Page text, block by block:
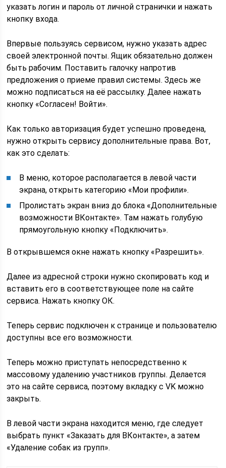
указать логин и пароль от личной странички и нажать
кнопку входа.
Впервые пользуясь сервисом, нужно указать адрес
своей электронной почты. Ящик обязательно должен
быть рабочим. Поставить галочку напротив
предложения о приеме правил системы. Здесь же
можно подписаться на её рассылку. Далее нажать
кнопку «Согласен! Войти».
Как только авторизация будет успешно проведена,
нужно открыть сервису дополнительные права. Вот,
как это сделать:
В меню, которое располагается в левой части
экрана, открыть категорию «Мои профили».
Пролистать экран вниз до блока «Дополнительные
возможности ВКонтакте». Там нажать голубую
прямоугольную кнопку «Подключить».
В открывшемся окне нажать кнопку «Разрешить».
Далее из адресной строки нужно скопировать код и
вставить его в соответствующее поле на сайте
сервиса. Нажать кнопку ОК.
Теперь сервис подключен к странице и пользователю
доступны все его возможности.
Теперь можно приступать непосредственно к
массовому удалению участников группы. Делается
это на сайте сервиса, поэтому вкладку с VK можно
закрыть.
В левой части экрана находится меню, где следует
выбрать пункт «Заказать для ВКонтакте», а затем
«Удаление собак из групп».